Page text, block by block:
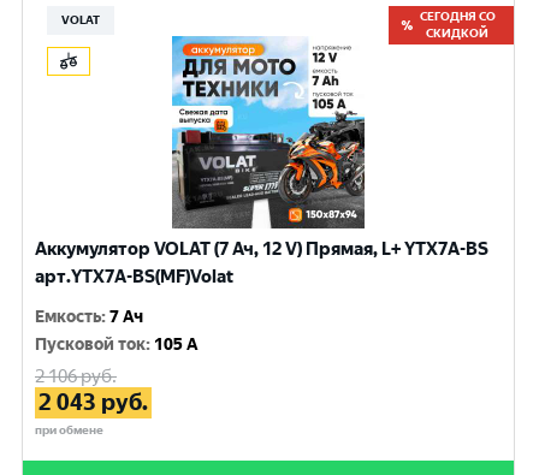
VOLAT
СЕГОДНЯ СО
СКИДКОЙ
Аккумулятор VOLAT (7 Ач, 12 V) Прямая, L+ YTX7A-BS
арт.YTX7A-BS(MF)Volat
Емкость:7 Ач
Пусковой ток: 105 A
2 106руб.
2 043 руб.
при обмене